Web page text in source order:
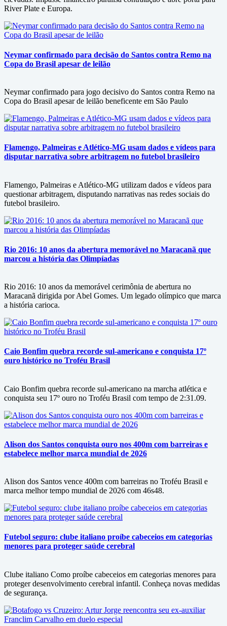
River Plate e Europa.
Neymar confirmado para decisão do Santos contra Remo na
Copa do Brasil apesar de leilão
Neymar confirmado para jogo decisivo do Santos contra Remo na
Copa do Brasil apesar de leilão beneficente em São Paulo
Flamengo, Palmeiras e Atlético-MG usam dados e vídeos para
disputar narrativa sobre arbitragem no futebol brasileiro
Flamengo, Palmeiras e Atlético-MG utilizam dados e vídeos para
questionar arbitragem, disputando narrativas nas redes sociais do
futebol brasileiro.
Rio 2016: 10 anos da abertura memorável no Maracanã que
marcou a história das Olimpíadas
Rio 2016: 10 anos da memorável cerimônia de abertura no
Maracanã dirigida por Abel Gomes. Um legado olímpico que marca
a história carioca.
Caio Bonfim quebra recorde sul-americano e conquista 17º
ouro histórico no Troféu Brasil
Caio Bonfim quebra recorde sul-americano na marcha atlética e
conquista seu 17º ouro no Troféu Brasil com tempo de 2:31.09.
Alison dos Santos conquista ouro nos 400m com barreiras e
estabelece melhor marca mundial de 2026
Alison dos Santos vence 400m com barreiras no Troféu Brasil e
marca melhor tempo mundial de 2026 com 46s48.
Futebol seguro: clube italiano proíbe cabeceios em categorias
menores para proteger saúde cerebral
Clube italiano Como proíbe cabeceios em categorias menores para
proteger desenvolvimento cerebral infantil. Conheça novas medidas
de segurança.